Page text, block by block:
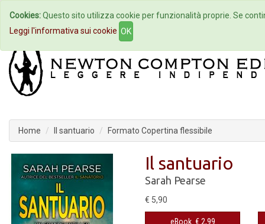
Home Autori Eventi
Home Il santuario Formato Copertina flessibile
Il santuario
Sarah Pearse
€ 5,90
eBook € 2,99
Cookies:Questo sito utilizza cookie per funzionalità proprie. Se
Leggi l'informativa sui cookie OK